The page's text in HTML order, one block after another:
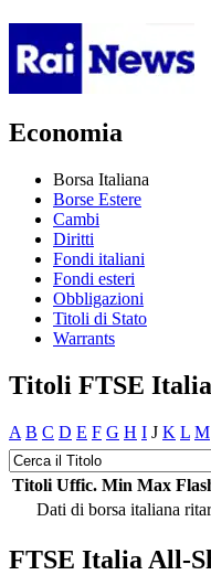
Economia
Borsa Italiana
Borse Estere
Cambi
Diritti
Fondi italiani
Fondi esteri
Obbligazioni
Titoli di Stato
Warrants
Titoli FTSE
A B C D E F G H I J K L M
Titoli Uffic. Min Max
Dati di borsa italiana
FTSE Italia All-